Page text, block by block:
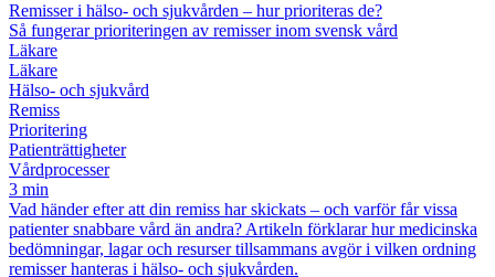
Remisser i hälso- och sjukvården – hur prioriteras de?
Så fungerar prioriteringen av remisser inom svensk vård
Läkare
Läkare
Hälso- och sjukvård
Remiss
Prioritering
Patienträttigheter
Vårdprocesser
3 min
Vad händer efter att din remiss har skickats – och varför får vissa
patienter snabbare vård än andra? Artikeln förklarar hur medicinska
bedömningar, lagar och resurser tillsammans avgör i vilken ordning
remisser hanteras i hälso- och sjukvården.